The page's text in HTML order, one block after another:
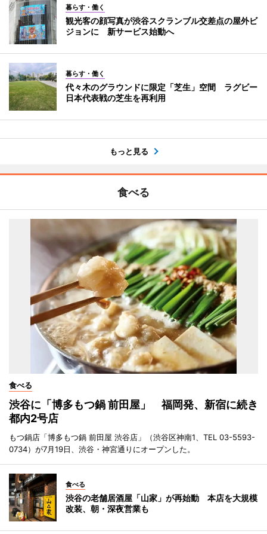
暮らす・働く
観光客の顔写真が渋谷スクランブル交差点の屋外ビ
ジョンに 新サービス始動へ
暮らす・働く
代々木のグラウンドに限定「芝生」空間 ラグビー
日本代表戦の芝生を再利用
もっと見る
食べる
食べる
渋谷に「博多もつ鍋 前田屋」 福岡発、新宿に続き
都内2号店
もつ鍋店「博多もつ鍋 前田屋 渋谷店」（渋谷区神南1、TEL 03-5593-
0734）が7月19日、渋谷・神宮通りにオープンした。
食べる
渋谷の老舗居酒屋「山家」が再始動 本店を大規模
改装、朝・深夜営業も